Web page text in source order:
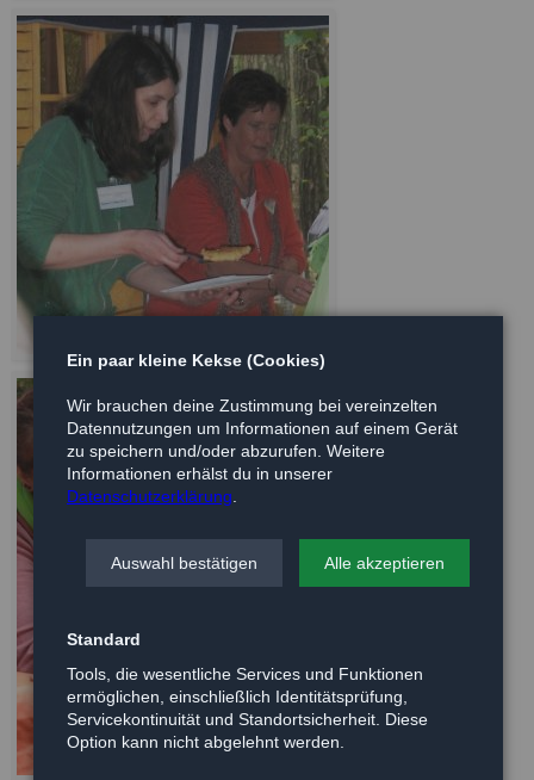
Ein paar kleine Kekse (Cookies)
Wir brauchen deine Zustimmung bei vereinzelten
Datennutzungen um Informationen auf einem Gerät
zu speichern und/oder abzurufen. Weitere
Informationen erhälst du in unserer
Datenschutzerklärung
Auswahl bestätigen Alle akzeptieren
Standard
Tools, die wesentliche Services und Funktionen
ermöglichen, einschließlich Identitätsprüfung,
Servicekontinuität und Standortsicherheit. Diese
Option kann nicht abgelehnt werden.